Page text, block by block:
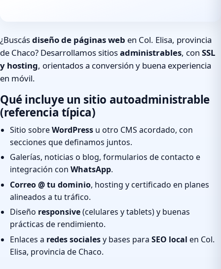
¿Buscásdiseño de páginas web en Col. Elisa, provincia
de Chaco? Desarrollamos sitiosadministrables, con SSL
y hosting, orientados a conversión y buena experiencia
en móvil.
Qué incluye un sitio autoadministrable
(referencia típica)
Sitio sobreWordPress u otro CMS acordado, con
secciones que definamos juntos.
Galerías, noticias o blog, formularios de contacto e
integración con WhatsApp.
Correo @ tu dominio, hosting y certificado en planes
alineados a tu tráfico.
Diseño responsive(celulares y tablets) y buenas
prácticas de rendimiento.
Enlaces a redes socialesy bases para SEO local en Col.
Elisa, provincia de Chaco.